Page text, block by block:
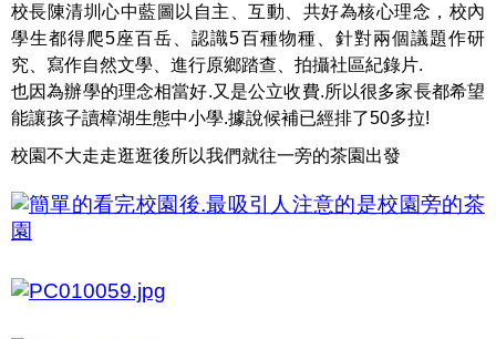
校長陳清圳心中藍圖以自主、互動、共好為核心理念，校內
學生都得爬5座百岳、認識5百種物種、針對兩個議題作研
究、寫作自然文學、進行原鄉踏查、拍攝社區紀錄片.
也因為辦學的理念相當好.又是公立收費.所以很多家長都希望
能讓孩子讀樟湖生態中小學.據說候補已經排了50多拉!
校園不大走走逛逛後所以我們就往一旁的茶園出發